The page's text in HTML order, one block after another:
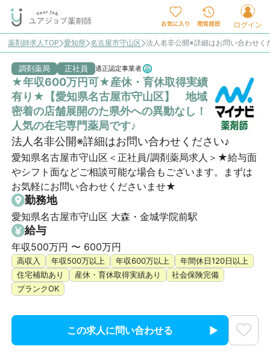
薬剤師求人TOP 愛知県 名古屋市守山区 法人名非公開※詳細はお問い合わせく
調剤薬局 正社員 適正認定事業者
★年収600万円可★産休・育休取得実績
有り★【愛知県名古屋市守山区】 地域
密着の店舗展開のた県外への異動なし！
人気の在宅専門薬局です♪
法人名非公開※詳細はお問い合わせください♪
愛知県名古屋市守山区＜正社員/調剤薬局求人＞★給与面
やシフト面などご相談可能な場合もございます。まずは
お気軽にお問い合わせくださいませ★
勤務地
愛知県名古屋市守山区 大森・金城学院前駅
給与
年収500万円 〜 600万円
高収入 年収500万以上 年収600万以上
年間休日120日以上
住宅補助あり
産休・育休取得実績あり
社会保険完備
ブランクOK
この求人に問い合わせる